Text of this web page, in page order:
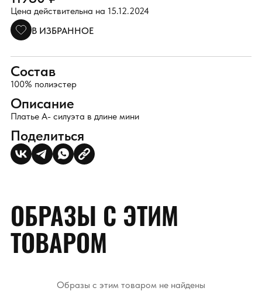
Цена действительна на 15.12.2024
Состав
100% полиэстер
Описание
Платье А- силуэта в длине мини
В ИЗБРАННОЕ
Поделиться
ОБРАЗЫ С ЭТИМ
ТОВАРОМ
Образы с этим товаром не найдены